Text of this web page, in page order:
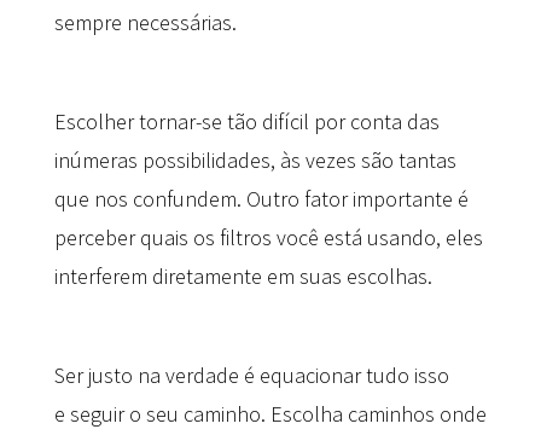
sempre necessárias.
Escolher tornar-se tão difícil por conta das
inúmeras possibilidades, às vezes são tantas
que nos confundem. Outro fator importante é
perceber quais os filtros você está usando, eles
interferem diretamente em suas escolhas.
Ser justo na verdade é equacionar tudo isso
e seguir o seu caminho. Escolha caminhos onde